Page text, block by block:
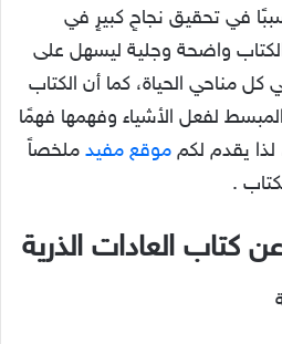
في تحقيق نجاحٍ كبيرٍ في
الكتاب واضحة وجلية ليسهل على
كل مناحي الحياة، كما أن الكتاب
لفعل الأشياء وفهمها فهمًا
لذا يقدم لكم موقع مفيد ملخصاً
.
العادات الذرية